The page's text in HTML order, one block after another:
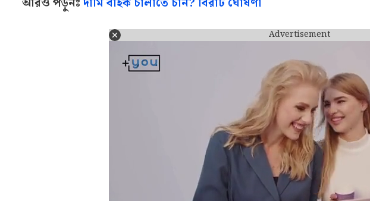
Advertisement